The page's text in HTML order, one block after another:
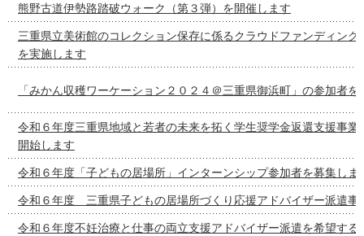
熊野古道伊勢路踏破ウォーク（第３弾）を開催します
三重県立美術館のコレクション保存に係るクラウドファンディング
を実施します
「みかん収穫ワーケーション２０２４＠三重県御浜町」の参加者を
令和６年度三重県地域と若者の未来を拓く学生奨学金返還支援事業
開始します
令和６年度「子どもの居場所」インターンシップ参加者を募集しま
令和６年度 三重県子どもの居場所づくり応援アドバイザー派遣事
令和６年度不妊治療と仕事の両立支援アドバイザー派遣を希望する